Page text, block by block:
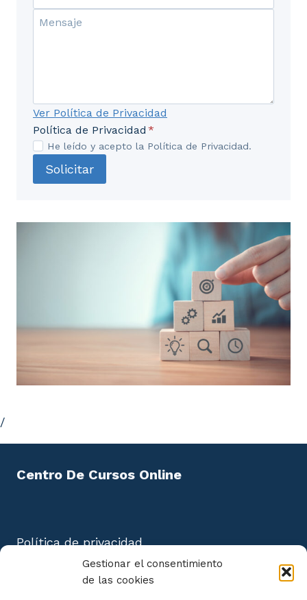
Gestionar el consentimiento
de las cookies
Ver Política de Privacidad
Política de Privacidad *
He leído y acepto la Política de Privacidad.
Solicitar
/
Centro De Cursos Online
Política de privacidad
Aviso Legal
Política de cookies